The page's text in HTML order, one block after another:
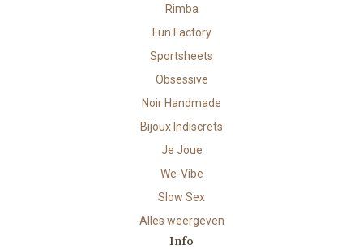
Rimba
Fun Factory
Sportsheets
Obsessive
Noir Handmade
Bijoux Indiscrets
Je Joue
We-Vibe
Slow Sex
Alles weergeven
Info